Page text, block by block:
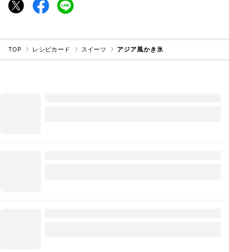
TOP レシピカード スイーツ アジア風かき氷